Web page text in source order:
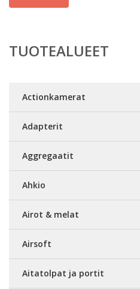
TUOTEALUEET
Actionkamerat
Adapterit
Aggregaatit
Ahkio
Airot & melat
Airsoft
Aitatolpat ja portit